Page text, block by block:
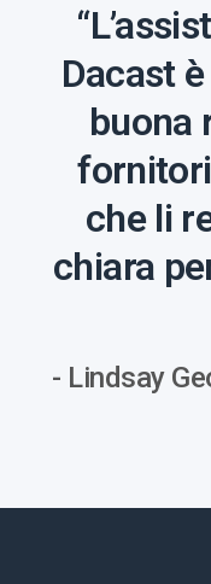
Dacast
buona
che li
chiara
- Lindsay